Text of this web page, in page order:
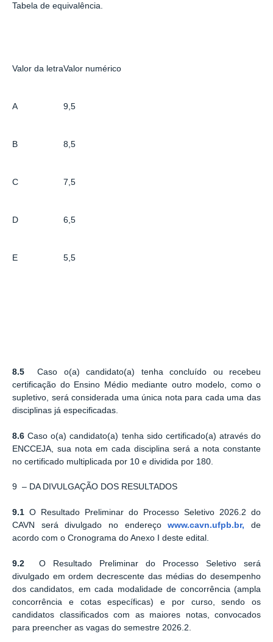
Tabela de equivalência.
Valor da letraValor numérico
A 9,5
B 8,5
C 7,5
D 6,5
E 5,5
8.5 Caso o(a) candidato(a) tenha concluído ou recebeu
certificação do Ensino Médio mediante outro modelo, como o
supletivo, será considerada uma única nota para cada uma das
disciplinas já especificadas.
8.6Caso o(a) candidato(a) tenha sido certificado(a) através do
ENCCEJA, sua nota em cada disciplina será a nota constante
no certificado multiplicada por 10 e dividida por 180.
9 – DA DIVULGAÇÃO DOS RESULTADOS
9.1 O Resultado Preliminar do Processo Seletivo 2026.2 do
CAVN será divulgado no endereçowww.cavn.ufpb.br, de
acordo com o Cronograma do Anexo I deste edital.
9.2 O Resultado Preliminar do Processo Seletivo será
divulgado em ordem decrescente das médias do desempenho
dos candidatos, em cada modalidade de concorrência (ampla
concorrência e cotas específicas) e por curso, sendo os
candidatos classificados com as maiores notas, convocados
para preencher as vagas do semestre 2026.2.